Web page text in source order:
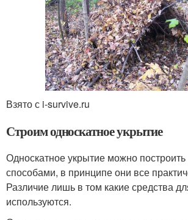
Взято с i-survive.ru
Строим односкатное укрытие
Односкатное укрытие можно
способами, в принципе они все
Различие лишь в том какие средства
используются.